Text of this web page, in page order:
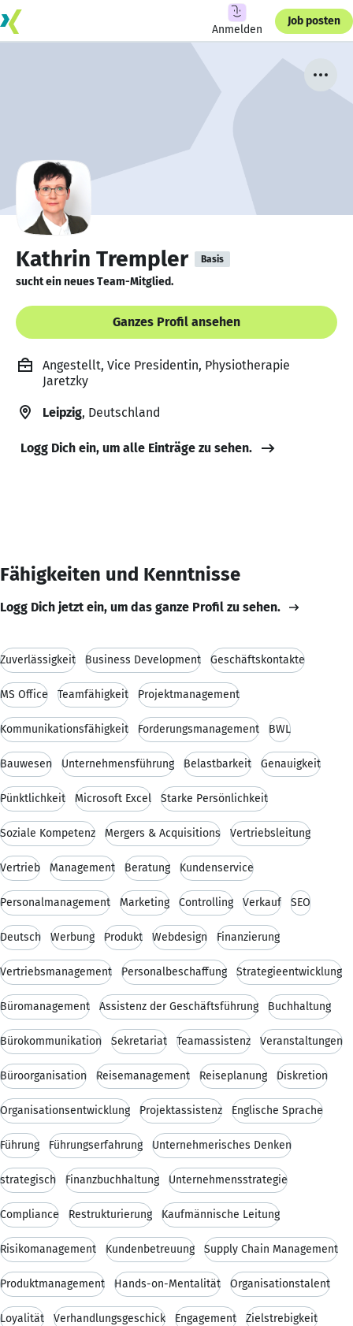
Anmelden
Job posten
Kathrin Trempler Basis
sucht ein neues Team-Mitglied.
Ganzes Profil ansehen
Angestellt, Vice Presidentin, Physiotherapie
Jaretzky
Leipzig, Deutschland
Logg Dich ein, um alle Einträge zu sehen.
Fähigkeiten und Kenntnisse
Logg Dich jetzt ein, um das ganze Profil zu sehen.
Zuverlässigkeit Business Development Geschäftskontakte
MS Office Teamfähigkeit Projektmanagement
Kommunikationsfähigkeit Forderungsmanagement BWL
Bauwesen Unternehmensführung Belastbarkeit Genauigkeit
Pünktlichkeit Microsoft Excel Starke Persönlichkeit
Soziale Kompetenz Mergers & Acquisitions Vertriebsleitung
Vertrieb Management Beratung Kundenservice
Personalmanagement Marketing Controlling Verkauf SEO
Deutsch Werbung Produkt Webdesign Finanzierung
Vertriebsmanagement Personalbeschaffung Strategieentwicklung
Büromanagement Assistenz der Geschäftsführung Buchhaltung
Bürokommunikation Sekretariat Teamassistenz Veranstaltungen
Büroorganisation Reisemanagement Reiseplanung Diskretion
Organisationsentwicklung Projektassistenz Englische Sprache
Führung Führungserfahrung Unternehmerisches Denken
strategisch Finanzbuchhaltung Unternehmensstrategie
Compliance Restrukturierung Kaufmännische Leitung
Risikomanagement Kundenbetreuung Supply Chain Management
Produktmanagement Hands-on-Mentalität Organisationstalent
Loyalität Verhandlungsgeschick Engagement Zielstrebigkeit